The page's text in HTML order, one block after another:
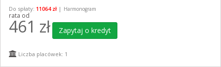
Do spłaty: 11064 zł | Harmonogram
rata od
461 zł Zapytaj o kredyt
Liczba placówek: 1